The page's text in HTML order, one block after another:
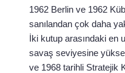
1962 Berlin ve 1962
sanılandan çok daha
İki kutup arasındaki en
savaş seviyesine
ve 1968 tarihli Stratejik